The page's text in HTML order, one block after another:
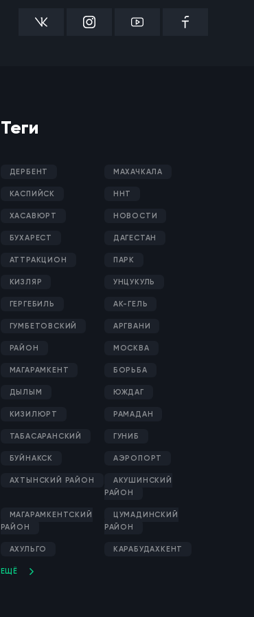
Теги
ДЕРБЕНТ МАХАЧКАЛА
КАСПИЙСК ННТ
ХАСАВЮРТ НОВОСТИ
БУХАРЕСТ ДАГЕСТАН
АТТРАКЦИОН ПАРК
КИЗЛЯР УНЦУКУЛЬ
ГЕРГЕБИЛЬ АК-ГЕЛЬ
ГУМБЕТОВСКИЙ АРГВАНИ
РАЙОН МОСКВА
МАГАРАМКЕНТ БОРЬБА
ДЫЛЫМ ЮЖДАГ
КИЗИЛЮРТ РАМАДАН
ТАБАСАРАНСКИЙ ГУНИБ
БУЙНАКСК АЭРОПОРТ
АХТЫНСКИЙ РАЙОН
АКУШИНСКИЙ
РАЙОН
МАГАРАМКЕНТСКИЙ
РАЙОН
ЦУМАДИНСКИЙ
РАЙОН
АХУЛЬГО КАРАБУДАХКЕНТ
ЕЩЁ